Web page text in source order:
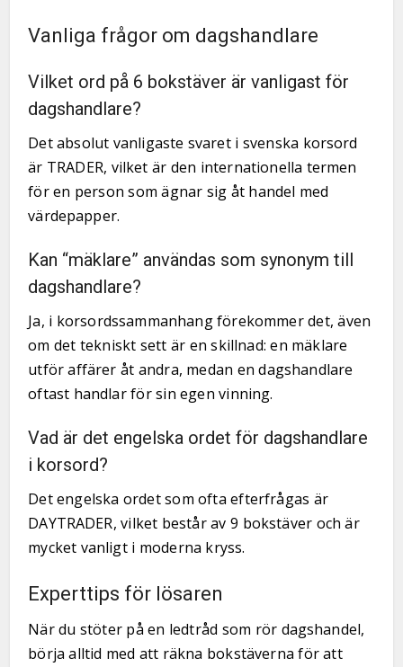
Vanliga frågor om dagshandlare
Vilket ord på 6 bokstäver är vanligast för
dagshandlare?
Det absolut vanligaste svaret i svenska korsord
är TRADER, vilket är den internationella termen
för en person som ägnar sig åt handel med
värdepapper.
Kan “mäklare” användas som synonym till
dagshandlare?
Ja, i korsordssammanhang förekommer det, även
om det tekniskt sett är en skillnad: en mäklare
utför affärer åt andra, medan en dagshandlare
oftast handlar för sin egen vinning.
Vad är det engelska ordet för dagshandlare
i korsord?
Det engelska ordet som ofta efterfrågas är
DAYTRADER, vilket består av 9 bokstäver och är
mycket vanligt i moderna kryss.
Experttips för lösaren
När du stöter på en ledtråd som rör dagshandel,
börja alltid med att räkna bokstäverna för att